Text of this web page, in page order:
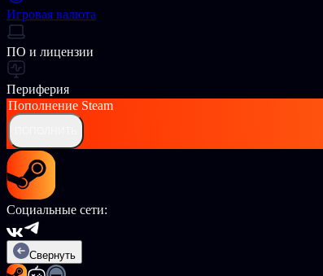
Игровая валюта
ПО и лицензии
Периферия
Пополнение Steam
Социальные сети:
Свернуть